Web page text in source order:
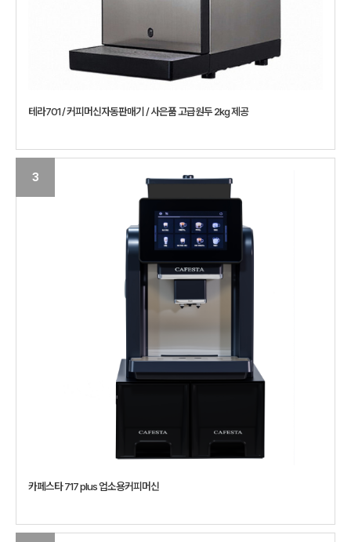
테라701 / 커피머신자동판매기 / 사은품 고급원두 2kg 제공
3
카페스타 717 plus 업소용커피머신